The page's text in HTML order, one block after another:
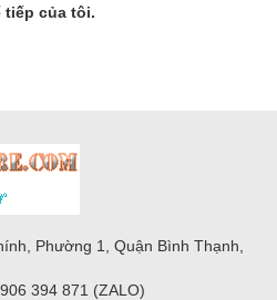
tiếp của tôi.
Phường 1, Quận Bình Thạnh,
394 871 (ZALO)